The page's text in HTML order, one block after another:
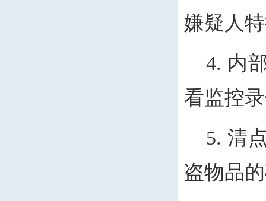
嫌疑人
4. 内
看监控
5. 清
盗物品